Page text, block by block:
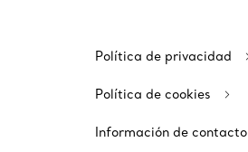
Política de privacidad
Política de cookies
Información de contacto